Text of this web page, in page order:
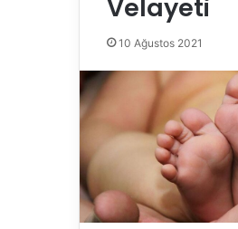
Velayeti
10 Ağustos 2021